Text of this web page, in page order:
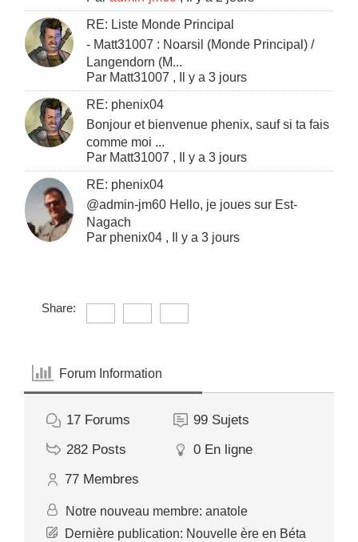
RE: Liste Monde Principal
- Matt31007 : Noarsil (Monde Principal) /
Langendorn (M...
Par Matt31007 ,
Il y a 3 jours
RE: phenix04
Bonjour et bienvenue phenix, sauf si ta fais
comme moi ...
Par Matt31007 ,
Il y a 3 jours
RE: phenix04
@admin-jm60 Hello, je joues sur Est-
Nagach
Par phenix04 , Il y a 3 jours
Share:
Forum Information
17 Forums 99 Sujets
282 Posts 0 En ligne
77 Membres
Notre nouveau membre: anatole
Dernière publication: Nouvelle ère en Béta